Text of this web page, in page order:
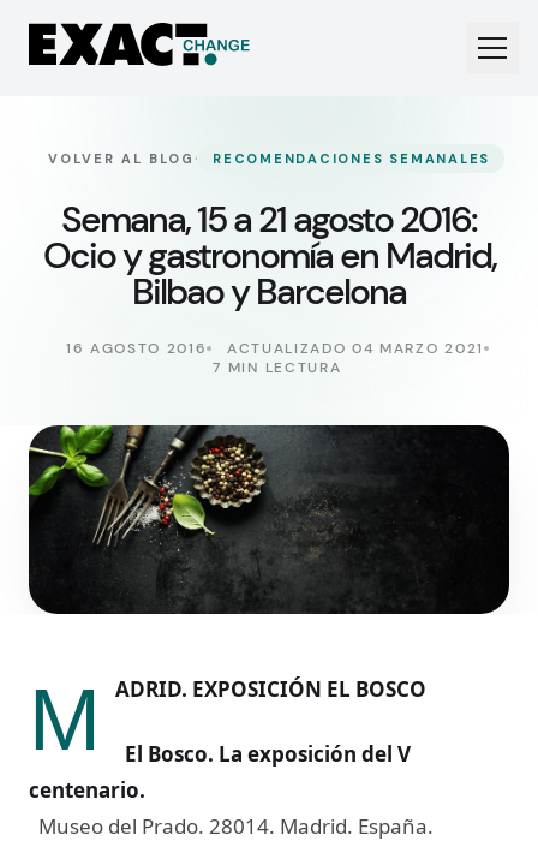
VOLVER AL BLOG · RECOMENDACIONES SEMANALES
Semana, 15 a 21 agosto 2016:
Ocio y gastronomía en Madrid,
Bilbao y Barcelona
16 AGOSTO 2016
ACTUALIZADO 04 MARZO 2021
7 MIN LECTURA
M ADRID. EXPOSICIÓN EL BOSCO
El Bosco. La exposición del V
centenario.
Museo del Prado. 28014. Madrid. España.